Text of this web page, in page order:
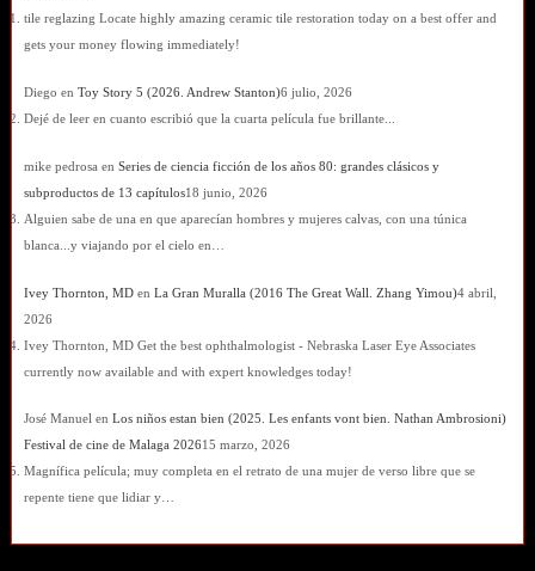
tile reglazing Locate highly amazing ceramic tile restoration today on a best offer and
gets your money flowing immediately!
Diego en Toy Story 5 (2026. Andrew Stanton)6 julio, 2026
Dejé de leer en cuanto escribió que la cuarta película fue brillante...
mike pedrosa en Series de ciencia ficción de los años 80: grandes clásicos y
subproductos de 13 capítulos18 junio, 2026
Alguien sabe de una en que aparecían hombres y mujeres calvas, con una túnica
blanca...y viajando por el cielo en…
Ivey Thornton, MDen La Gran Muralla (2016 The Great Wall. Zhang Yimou)4 abril,
2026
Ivey Thornton, MD Get the best ophthalmologist - Nebraska Laser Eye Associates
currently now available and with expert knowledges today!
José Manuel en Los niños estan bien (2025. Les enfants vont bien. Nathan Ambrosioni)
Festival de cine de Malaga 202615 marzo, 2026
Magnífica película; muy completa en el retrato de una mujer de verso libre que se
repente tiene que lidiar y…